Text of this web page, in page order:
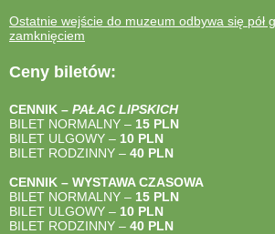
Ostatnie wejście do muzeum odbywa się pół
zamknięciem
Ceny biletów:
CENNIK – PAŁAC LIPSKICH
BILET NORMALNY – 15 PLN
BILET ULGOWY – 10 PLN
BILET RODZINNY – 40 PLN
CENNIK – WYSTAWA CZASOWA
BILET NORMALNY – 15 PLN
BILET ULGOWY – 10 PLN
BILET RODZINNY – 40 PLN